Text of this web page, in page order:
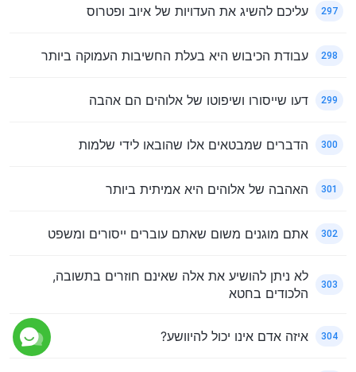
297 עליכם להשיג את העדויות של איוב ופטרוס
298 עבודת הכיבוש היא בעלת החשיבות העמוקה ביותר
299 דעו שייסורו ושיפוטו של אלוהים הם אהבה
300 הדברים שמבטאים אלו שהובאו לידי שלמות
301 האהבה של אלוהים היא אמיתית ביותר
302 אתם מוגנים משום שאתם עוברים ייסורים ומשפט
303
לא ניתן להושיע את אלה שאינם חוזרים בתשובה,
הלכודים בחטא
304 איזה אדם אינו יכול להיוושע?